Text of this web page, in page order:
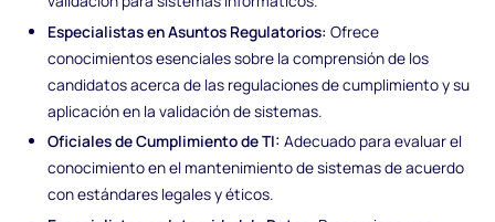
Especialistas en Asuntos Regulatorios: Ofrece
conocimientos esenciales sobre la comprensión de los
candidatos acerca de las regulaciones de cumplimiento y su
aplicación en la validación de sistemas.
Oficiales de Cumplimiento de TI: Adecuado para evaluar el
conocimiento en el mantenimiento de sistemas de acuerdo
con estándares legales y éticos.